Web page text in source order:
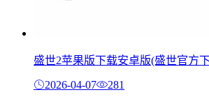
盛世2苹果版下载安卓版(盛世官方
2026-04-07 281